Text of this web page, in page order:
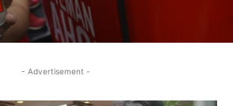
- Advertisement -